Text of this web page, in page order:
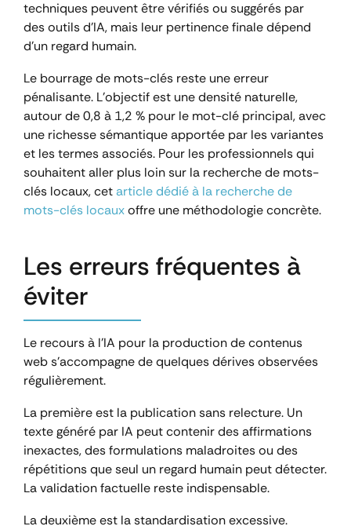
techniques peuvent être vérifiés ou suggérés par
des outils d’IA, mais leur pertinence finale dépend
d’un regard humain.
Le bourrage de mots-clés reste une erreur
pénalisante. L’objectif est une densité naturelle,
autour de 0,8 à 1,2 % pour le mot-clé principal, avec
une richesse sémantique apportée par les variantes
et les termes associés. Pour les professionnels qui
souhaitent aller plus loin sur la recherche de mots-
clés locaux, cetarticle dédié à la recherche de
mots-clés locauxoffre une méthodologie concrète.
Les erreurs fréquentes à
éviter
Le recours à l’IA pour la production de contenus
web s’accompagne de quelques dérives observées
régulièrement.
La première est la publication sans relecture. Un
texte généré par IA peut contenir des affirmations
inexactes, des formulations maladroites ou des
répétitions que seul un regard humain peut détecter.
La validation factuelle reste indispensable.
La deuxième est la standardisation excessive.